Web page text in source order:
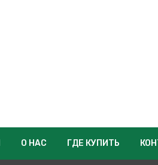
О НАС ГДЕ КУПИТЬ